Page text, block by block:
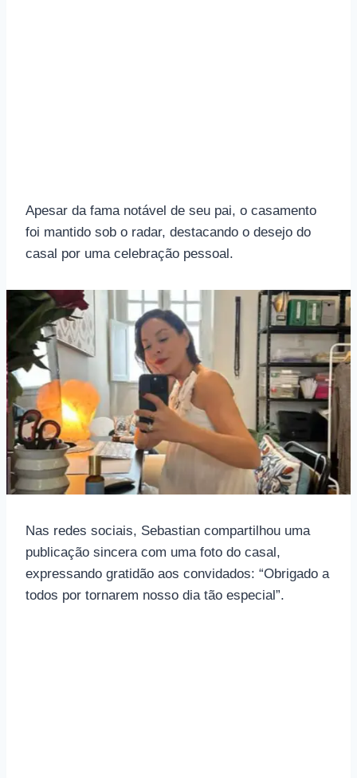
Apesar da fama notável de seu pai, o casamento
foi mantido sob o radar, destacando o desejo do
casal por uma celebração pessoal.
Nas redes sociais, Sebastian compartilhou uma
publicação sincera com uma foto do casal,
expressando gratidão aos convidados: “Obrigado a
todos por tornarem nosso dia tão especial”.